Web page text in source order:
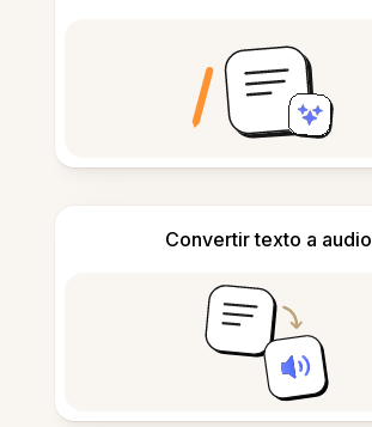
Convertir texto a audio